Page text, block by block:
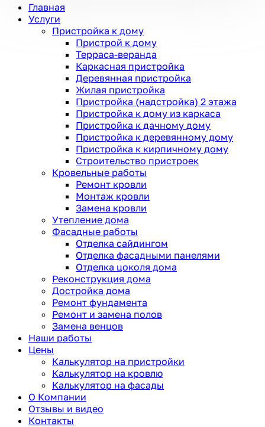
Главная
Услуги
Пристройка к дому
Пристрой к дому
Терраса-веранда
Каркасная пристройка
Деревянная пристройка
Жилая пристройка
Пристройка (надстройка) 2 этажа
Пристройка к дому из каркаса
Пристройка к дачному дому
Пристройка к деревянному дому
Пристройка к кирпичному дому
Строительство пристроек
Кровельные работы
Ремонт кровли
Монтаж кровли
Замена кровли
Утепление дома
Фасадные работы
Отделка сайдингом
Отделка фасадными панелями
Отделка цоколя дома
Реконструкция дома
Достройка дома
Ремонт фундамента
Ремонт и замена полов
Замена венцов
Наши работы
Цены
Калькулятор на пристройки
Калькулятор на кровлю
Калькулятор на фасады
О Компании
Отзывы и видео
Контакты